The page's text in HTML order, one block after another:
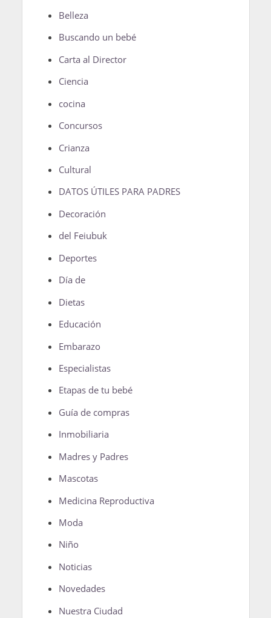
Belleza
Buscando un bebé
Carta al Director
Ciencia
cocina
Concursos
Crianza
Cultural
DATOS ÚTILES PARA PADRES
Decoración
del Feiubuk
Deportes
Día de
Dietas
Educación
Embarazo
Especialistas
Etapas de tu bebé
Guía de compras
Inmobiliaria
Madres y Padres
Mascotas
Medicina Reproductiva
Moda
Niño
Noticias
Novedades
Nuestra Ciudad